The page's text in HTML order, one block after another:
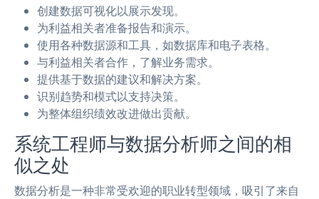
创建数据可视化以展示发现。
为利益相关者准备报告和演示。
使用各种数据源和工具，如数据库和电子表格。
与利益相关者合作，了解业务需求。
提供基于数据的建议和解决方案。
识别趋势和模式以支持决策。
为整体组织绩效改进做出贡献。
系统工程师与数据分析师之间的相
似之处
数据分析是一种非常受欢迎的职业转型领域，吸引了来自